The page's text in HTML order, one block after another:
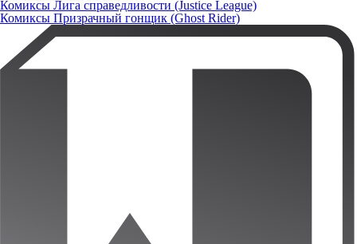
Комиксы Лига справедливости (Justice League)
Комиксы Призрачный гонщик (Ghost Rider)